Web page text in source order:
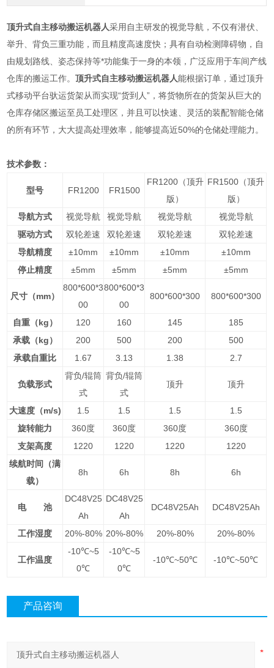
顶升式自主移动搬运机器人采用自主研发的视觉导航，不仅有潜伏、
举升、背负三重功能，而且精度高速度快；具有自动检测障碍物，自
由规划路线、姿态保持等*功能集于一身的本领，广泛应用于车间产线
仓库的搬运工作。顶升式自主移动搬运机器人能根据订单，通过顶升
式移动平台驮运货架从而实现“货到人”，将货物所在的货架从巨大的
仓库存储区搬运至员工处理区，并且可以快速、灵活的装配智能仓储
的所有环节，大大提高处理效率，能够提高近50%的仓储处理能力。
技术参数：
型号 FR1200 FR1500
FR1200（顶升
版）
FR1500 （顶升
版）
导航方式
视觉导航 视觉导航 视觉导航
视觉导航
驱动方式
双轮差速 双轮差速 双轮差速
双轮差速
导航精度
±10mm ±10mm ±10mm
±10mm
停止精度
±5mm ±5mm ±5mm ±5mm
尺寸（mm）
800*600*3
00
800*600*3
00
800*600*300 800*600*300
自重（kg） 120 160 145
185
承载（kg）
200 500 200
500
承载自重比
1.67 3.13 1.38 2.7
负载形式
背负/辊筒
式
背负/辊筒
式
顶升 顶升
大速度（m/s) 1.5 1.5 1.5
1.5
旋转能力
360度 360度 360度 360度
支架高度
1220 1220 1220
1220
续航时间（满
载）
8h 6h 8h 6h
电 池
DC48V25
Ah
DC48V25
Ah
DC48V25Ah DC48V25Ah
工作湿度 20%-80% 20%-80% 20%-80% 20%-80%
工作温度
-10℃~5
0℃
-10℃~5
0℃
-10℃~50℃ -10℃~50℃
产品咨询